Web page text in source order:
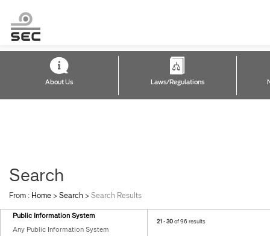
About Us Laws/Regulations
Search
From : Home >Search >Search Results
Public Information System
Any Public Information System
21 - 30of 96 results